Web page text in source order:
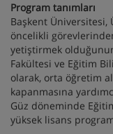
Program tanımları
Başkent Üniversitesi,
öncelikli
yetiştirmek
Fakültesi ve Eğitim
olarak, orta öğretim
kapanmasına
Güz döneminde
yüksek lisans